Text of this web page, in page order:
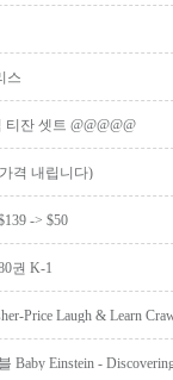
스
티잔 셋트 @@@@@
격 내립니다)
-> $50
권 K-1
Price Laugh & Learn
Baby Einstein -